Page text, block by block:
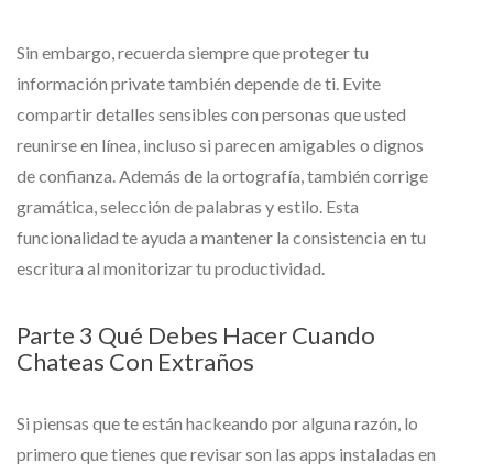
Sin embargo, recuerda siempre que proteger tu
información private también depende de ti. Evite
compartir detalles sensibles con personas que usted
reunirse en línea, incluso si parecen amigables o dignos
de confianza. Además de la ortografía, también corrige
gramática, selección de palabras y estilo. Esta
funcionalidad te ayuda a mantener la consistencia en tu
escritura al monitorizar tu productividad.
Parte 3 Qué Debes Hacer Cuando
Chateas Con Extraños
Si piensas que te están hackeando por alguna razón, lo
primero que tienes que revisar son las apps instaladas en